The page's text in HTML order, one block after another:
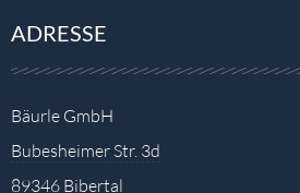
ADRESSE
Bäurle GmbH
Bubesheimer Str. 3d
89346 Bibertal